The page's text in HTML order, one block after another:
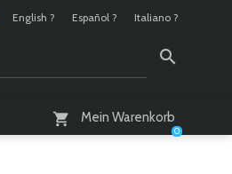
English ? Español ? Italiano ?
Mein Warenkorb
0